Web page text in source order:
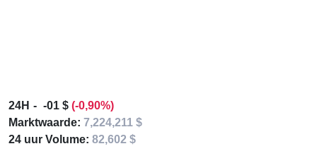
24H -01 $ (-0,90%)
Marktwaarde: 7,224,211 $
24 uur Volume: 82,602 $